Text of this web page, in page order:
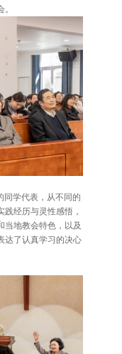
同学代表，从不同的
经历与灵性感悟，
当地教会特色，以及
达了认真学习的决心